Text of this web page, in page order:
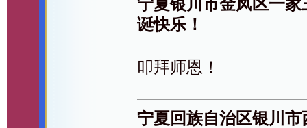
诞快乐！
叩拜师恩！
宁夏回族自治区银川